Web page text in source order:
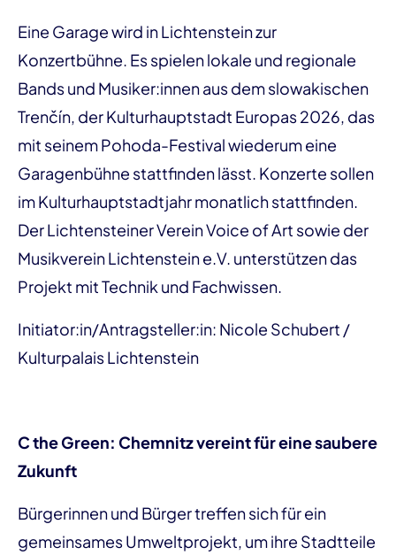
Eine Garage wird in Lichtenstein zur
Konzertbühne. Es spielen lokale und regionale
Bands und Musiker:innen aus dem slowakischen
Trenčín, der Kulturhauptstadt Europas 2026, das
mit seinem Pohoda-Festival wiederum eine
Garagenbühne stattfinden lässt. Konzerte sollen
im Kulturhauptstadtjahr monatlich stattfinden.
Der Lichtensteiner Verein Voice of Art sowie der
Musikverein Lichtenstein e.V. unterstützen das
Projekt mit Technik und Fachwissen.
Initiator:in/Antragsteller:in: Nicole Schubert /
Kulturpalais Lichtenstein
C the Green: Chemnitz vereint für eine saubere
Zukunft
Bürgerinnen und Bürger treffen sich für ein
gemeinsames Umweltprojekt, um ihre Stadtteile